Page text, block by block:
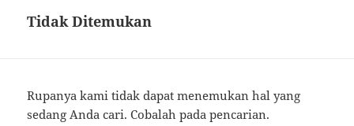
Tidak Ditemukan
Rupanya kami tidak dapat menemukan hal yang
sedang Anda cari. Cobalah pada pencarian.